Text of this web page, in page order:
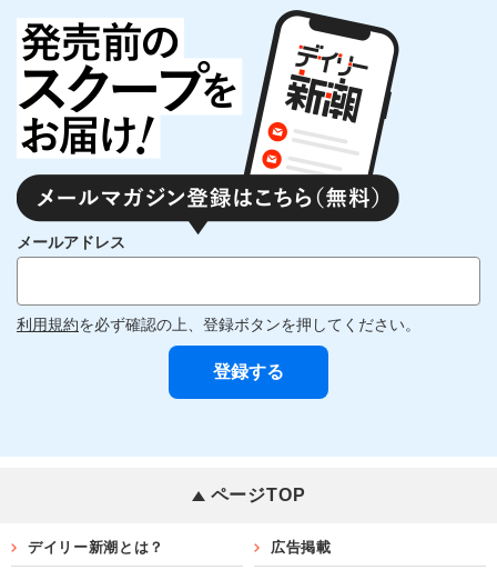
メールアドレス
利用規約を必ず確認の上、登録ボタンを押してください。
ページTOP
デイリー新潮とは？ 広告掲載